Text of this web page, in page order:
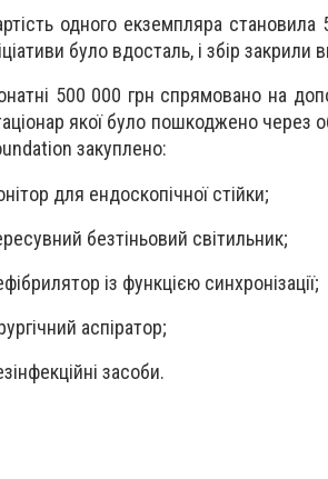
одного екземпляра
було вдосталь, і збір
500 000 грн спрямовано на
якої було пошкоджено через
закуплено:
для ендоскопічної стійки;
безтіньовий світильник;
із функцією синхронізації;
аспіратор;
засоби.